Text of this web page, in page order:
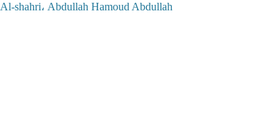
Al-shahri، Abdullah Hamoud Abdullah